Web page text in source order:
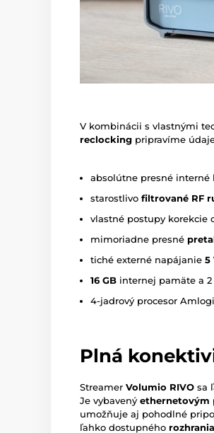
V kombinácii s vlastnými
reclocking pripravíme
absolútne presné
starostlivo filtrované RF
vlastné postupy korekcie
mimoriadne presné
tiché externé napájanie 5
16 GB internej pamäte a 2
4-jadrový procesor
Plná
Streamer Volumio RIVO sa
Je vybavený ethernetovým
umožňuje aj pohodlné
ľahko dostupného